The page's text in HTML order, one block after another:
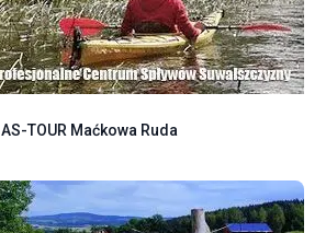
AS-TOUR Maćkowa Ruda